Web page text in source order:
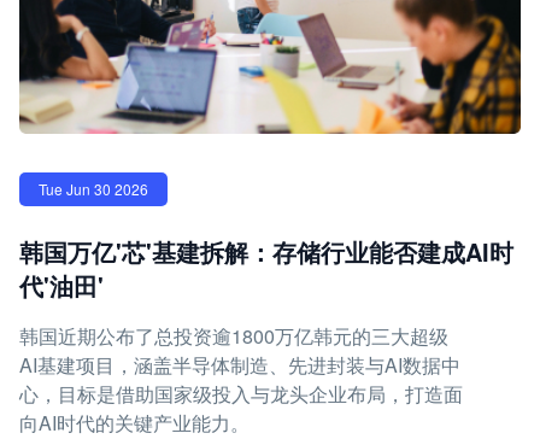
Tue Jun 30 2026
韩国万亿'芯'基建拆解：存储行业能否建成AI时
代'油田'
韩国近期公布了总投资逾1800万亿韩元的三大超级
AI基建项目，涵盖半导体制造、先进封装与AI数据中
心，目标是借助国家级投入与龙头企业布局，打造面
向AI时代的关键产业能力。